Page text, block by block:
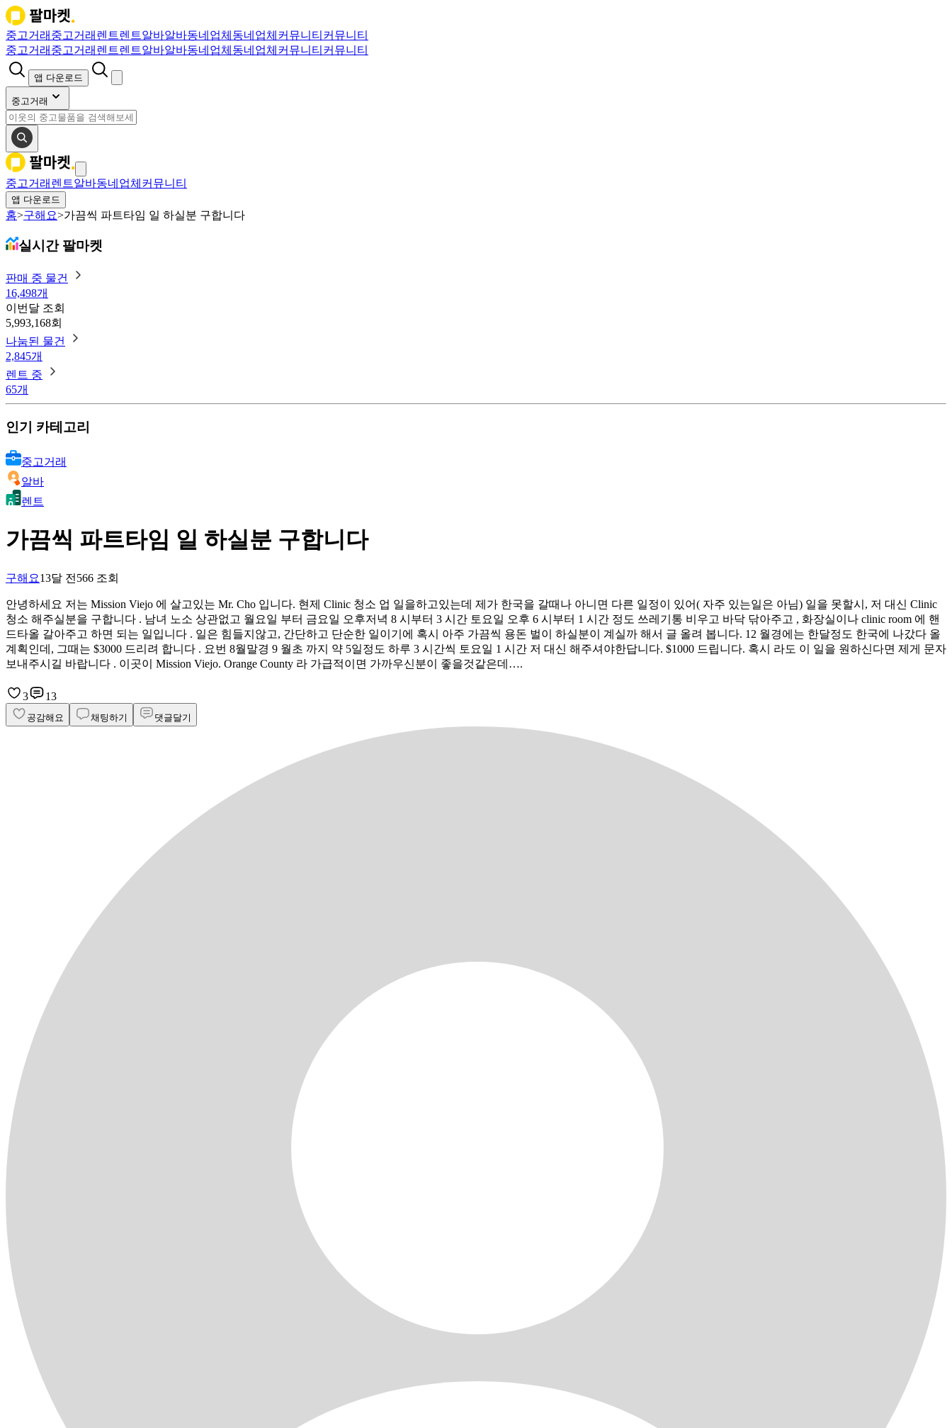
중고거래 중고거래 렌트렌트알바알바동네업체 동네업체 커뮤니티 커뮤니티
중고거래 중고거래 렌트렌트알바알바동네업체 동네업체 커뮤니티 커뮤니티
앱 다운로드
중고거래
중고거래 렌트알바동네업체 커뮤니티
앱 다운로드
홈>구해요>가끔씩 파트타임 일 하실분 구합니다
실시간 팔마켓
판매 중 물건
16,498개
이번달 조회
5,993,168회
나눔된 물건
2,845개
렌트 중
65개
인기 카테고리
중고거래
알바
렌트
가끔씩 파트타임 일 하실분 구합니다
구해요13달 전 566 조회
안녕하세요 저는 Mission Viejo 에 살고있는 Mr. Cho 입니다. 현제 Clinic 청소 업 일을하고있는데 제가 한국을 갈때나 아니면 다른 일정이 있어( 자주 있는일은 아님) 일을 못할시, 저 대신 Clinic
청소 해주실분을 구합니다 . 남녀 노소 상관없고 월요일 부터 금요일 오후저녁 8 시부터 3 시간 토요일 오후 6 시부터 1 시간 정도 쓰레기통 비우고 바닥 닦아주고 , 화장실이나 clinic room 에 핸
드타올 갈아주고 하면 되는 일입니다 . 일은 힘들지않고, 간단하고 단순한 일이기에 혹시 아주 가끔씩 용돈 벌이 하실분이 계실까 해서 글 올려 봅니다. 12 월경에는 한달정도 한국에 나갔다 올
계획인데, 그때는 $3000 드리려 합니다 . 요번 8월말경 9 월초 까지 약 5일정도 하루 3 시간씩 토요일 1 시간 저 대신 해주셔야한답니다. $1000 드립니다. 혹시 라도 이 일을 원하신다면 제게 문자
보내주시길 바랍니다 . 이곳이 Mission Viejo. Orange County 라 가급적이면 가까우신분이 좋을것같은데….
3 13
공감해요 채팅하기 댓글달기